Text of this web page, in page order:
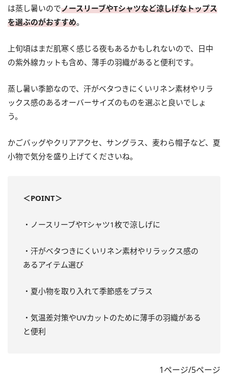
は蒸し暑いのでノースリーブやTシャツなど涼しげなトップス
を選ぶのがおすすめ。
上旬頃はまだ肌寒く感じる夜もあるかもしれないので、日中
の紫外線カットも含め、薄手の羽織があると便利です。
蒸し暑い季節なので、汗がベタつきにくいリネン素材やリラ
ックス感のあるオーバーサイズのものを選ぶと良いでしょ
う。
かごバッグやクリアアクセ、サングラス、麦わら帽子など、夏
小物で気分を盛り上げてくださいね。
＜POINT＞
・ノースリーブやTシャツ1枚で涼しげに
・汗がベタつきにくいリネン素材やリラックス感の
あるアイテム選び
・夏小物を取り入れて季節感をプラス
・気温差対策やUVカットのために薄手の羽織がある
と便利
1ページ/5ページ